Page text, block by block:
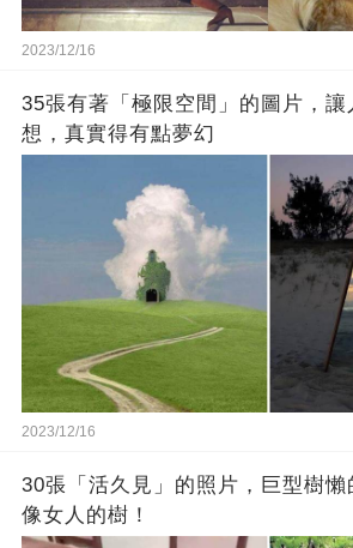
2023/12/16
35張有著「極限空間」的圖片，讓
想，真實得有點夢幻
2023/12/16
30張「活久見」的照片，巨型樹懶
像女人的樹！